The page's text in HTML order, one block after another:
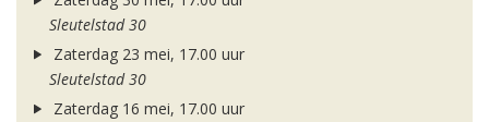
Sleutelstad 30
Zaterdag 23 mei, 17.00 uur
Sleutelstad 30
Zaterdag 16 mei, 17.00 uur